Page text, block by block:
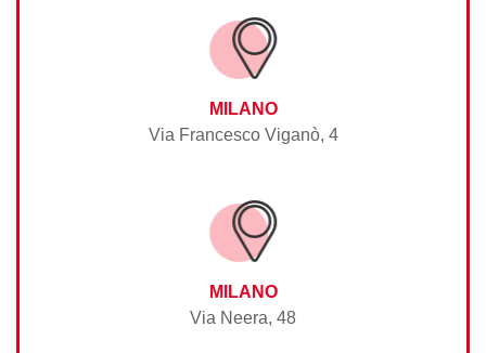
MILANO
Via Francesco Viganò, 4
MILANO
Via Neera, 48